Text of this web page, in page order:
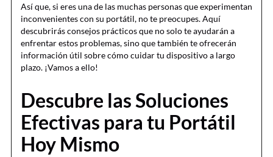
Así que, si eres una de las muchas personas que experimentan
inconvenientes con su portátil, no te preocupes. Aquí
descubrirás consejos prácticos que no solo te ayudarán a
enfrentar estos problemas, sino que también te ofrecerán
información útil sobre cómo cuidar tu dispositivo a largo
plazo. ¡Vamos a ello!
Descubre las Soluciones
Efectivas para tu Portátil
Hoy Mismo